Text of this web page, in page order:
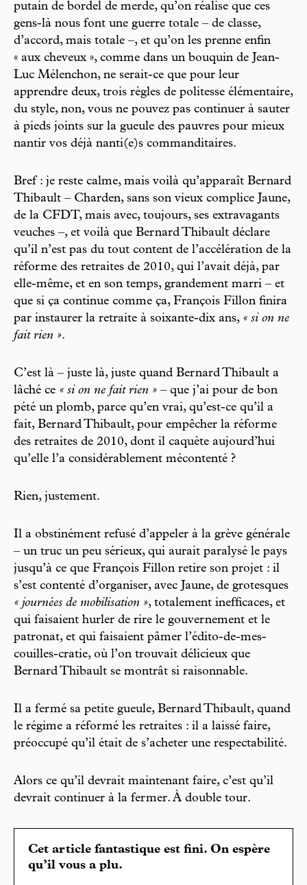
putain de bordel de merde, qu’on réalise que ces
gens-là nous font une guerre totale – de classe,
d’accord, mais totale –, et qu’on les prenne enfin
« aux cheveux », comme dans un bouquin de Jean-
Luc Mélenchon, ne serait-ce que pour leur
apprendre deux, trois règles de politesse élémentaire,
du style, non, vous ne pouvez pas continuer à sauter
à pieds joints sur la gueule des pauvres pour mieux
nantir vos déjà nanti(e)s commanditaires.
Bref : je reste calme, mais voilà qu’apparaît Bernard
Thibault – Charden, sans son vieux complice Jaune,
de la CFDT, mais avec, toujours, ses extravagants
veuches –, et voilà que Bernard Thibault déclare
qu’il n’est pas du tout content de l’accélération de la
réforme des retraites de 2010, qui l’avait déjà, par
elle-même, et en son temps, grandement marri – et
que si ça continue comme ça, François Fillon finira
par instaurer la retraite à soixante-dix ans, « si on ne
fait rien ».
C’est là – juste là, juste quand Bernard Thibault a
lâché ce « si on ne fait rien » – que j’ai pour de bon
pété un plomb, parce qu’en vrai, qu’est-ce qu’il a
fait, Bernard Thibault, pour empêcher la réforme
des retraites de 2010, dont il caquète aujourd’hui
qu’elle l’a considérablement mécontenté ?
Rien, justement.
Il a obstinément refusé d’appeler à la grève générale
– un truc un peu sérieux, qui aurait paralysé le pays
jusqu’à ce que François Fillon retire son projet : il
s’est contenté d’organiser, avec Jaune, de grotesques
« journées de mobilisation », totalement inefficaces, et
qui faisaient hurler de rire le gouvernement et le
patronat, et qui faisaient pâmer l’édito-de-mes-
couilles-cratie, où l’on trouvait délicieux que
Bernard Thibault se montrât si raisonnable.
Il a fermé sa petite gueule, Bernard Thibault, quand
le régime a réformé les retraites : il a laissé faire,
préoccupé qu’il était de s’acheter une respectabilité.
Alors ce qu’il devrait maintenant faire, c’est qu’il
devrait continuer à la fermer. À double tour.
Cet article fantastique est fini. On espère
qu’il vous a plu.